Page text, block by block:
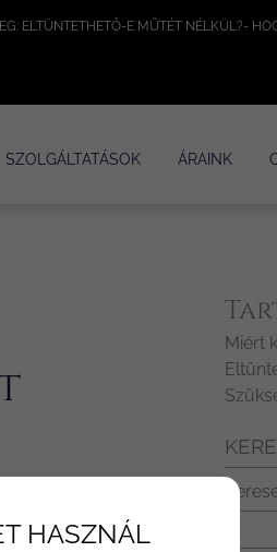
SZOLGÁLTATÁSOK ÁRAINK
Miért
HASZNÁL